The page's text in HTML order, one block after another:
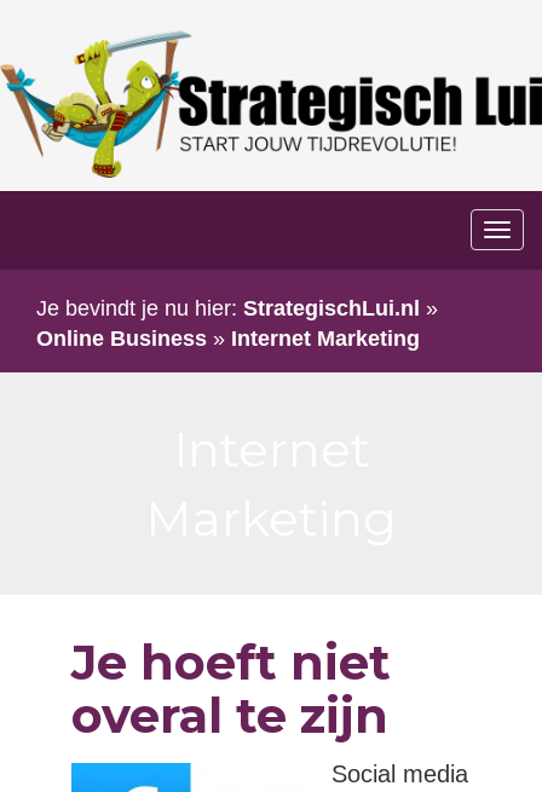
Je bevindt je nu hier: StrategischLui.nl »
Online Business » Internet Marketing
Je hoeft niet
overal te zijn
Social media